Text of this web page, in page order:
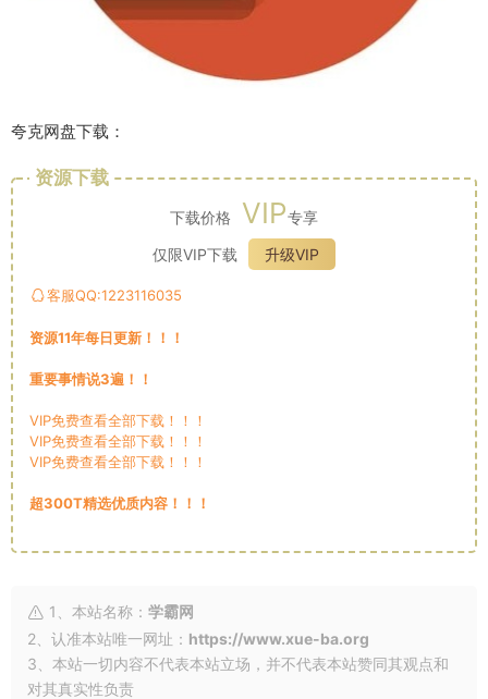
夸克网盘下载：
资源下载
下载价格 VIP专享
仅限VIP下载
升级VIP
客服QQ:1223116035
资源11年每日更新！！！
重要事情说3遍！！
VIP免费查看全部下载！！！
VIP免费查看全部下载！！！
VIP免费查看全部下载！！！
超300T精选优质内容！！！
1、本站名称： 学霸网
2、认准本站唯一网址： https://www.xue-ba.org
3、本站一切内容不代表本站立场，并不代表本站赞同其观点和
对其真实性负责